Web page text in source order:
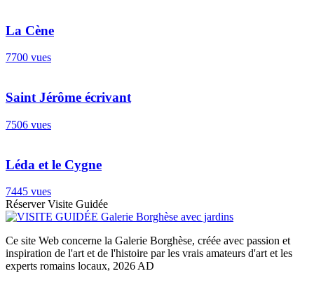
La Cène
7700 vues
Saint Jérôme écrivant
7506 vues
Léda et le Cygne
7445 vues
Réserver Visite Guidée
Ce site Web concerne la Galerie Borghèse, créée avec passion et
inspiration de l'art et de l'histoire par les vrais amateurs d'art et les
experts romains locaux, 2026 AD